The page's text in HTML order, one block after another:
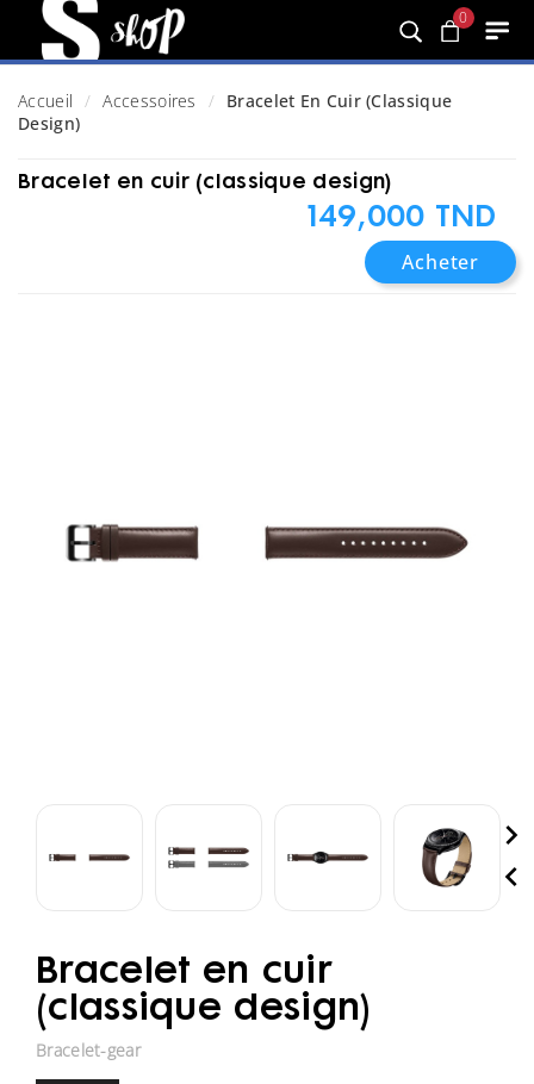
0
Accueil Accessoires
Bracelet En Cuir (classique
Design)
Bracelet en cuir (classique design)
149,000 TND
Acheter


Bracelet en cuir
(classique design)
Bracelet-gear